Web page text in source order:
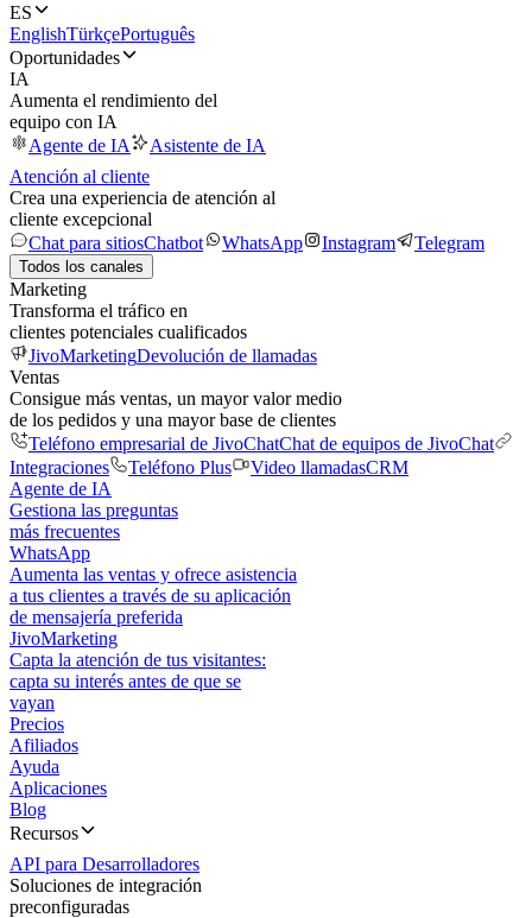
ES
EnglishTürkçePortuguês
Oportunidades
IA
Aumenta el rendimiento del
equipo con IA
Agente de IA
Asistente de IA
Atención al cliente
Crea una experiencia de atención al
cliente excepcional
Chat para sitiosChatbot WhatsApp Instagram Telegram
Todos los canales
Marketing
Transforma el tráfico en
clientes potenciales cualificados
JivoMarketingDevolución de llamadas
Ventas
Consigue más ventas, un mayor valor medio
de los pedidos y una mayor base de clientes
Teléfono empresarial de JivoChatChat de equipos de JivoChat
Integraciones
Teléfono Plus Video llamadasCRM
Agente de IA
Gestiona las preguntas
más frecuentes
WhatsApp
Aumenta las ventas y ofrece asistencia
a tus clientes a través de su aplicación
de mensajería preferida
JivoMarketing
Capta la atención de tus visitantes:
capta su interés antes de que se
vayan
Precios
Afiliados
Ayuda
Aplicaciones
Blog
Recursos
API para Desarrolladores
Soluciones de integración
preconfiguradas